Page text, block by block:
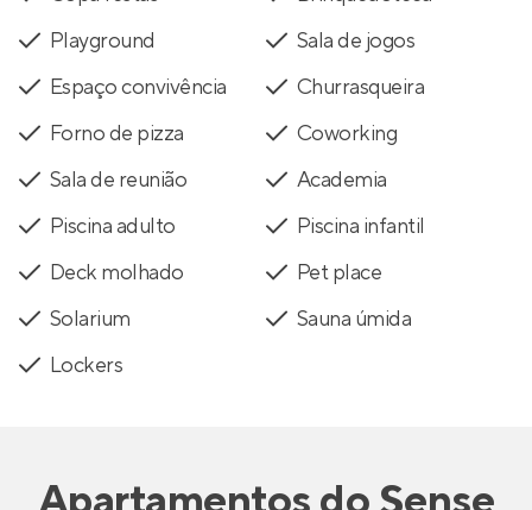
Playground
Sala de jogos
Espaço convivência
Churrasqueira
Forno de pizza
Coworking
Sala de reunião
Academia
Piscina adulto
Piscina infantil
Deck molhado
Pet place
Solarium
Sauna úmida
Lockers